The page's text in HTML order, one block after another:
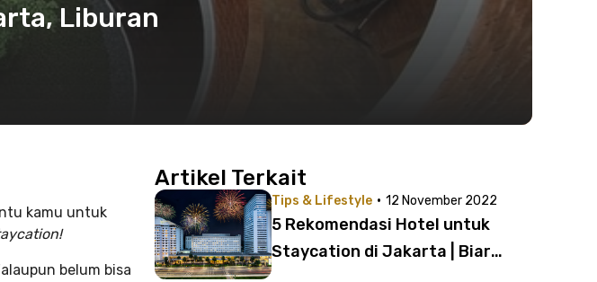
Liburan
kamu untuk
belum bisa
Artikel Terkait
Tips & Lifestyle · 12 November 2022
5 Rekomendasi Hotel untuk
Staycation di Jakarta | Biar